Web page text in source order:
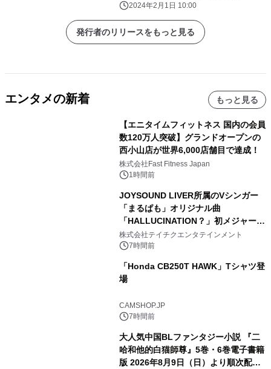
も同時発売！
2024年2月1日 10:00
発行者のリリースをもっと見る
エンタメの新着 もっと見る
【エニタイムフィットネス 国内の会員
数120万人突破】グランドオープンの
西小山店が世界6,000店舗目で達成！
株式会社Fast Fitness Japan
1時間前
JOYSOUND LIVER所属のVシンガー
「まるぱも」オリジナル曲
「HALLUCINATION？」初メジャー配
信リリース決定！
株式会社テイチクエンタテインメント
7時間前
「Honda CB250T HAWK」Tシャツ登
場
CAMSHOP.JP
7時間前
大人気中国BLファンタジー小説 『二
哈和他的白猫師尊』5巻・6巻電子書籍
版 2026年8月9日（日）より順次配信